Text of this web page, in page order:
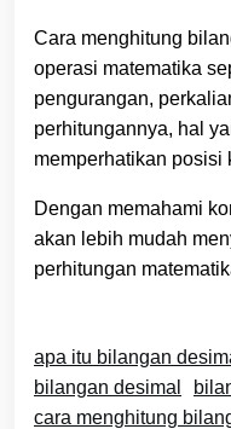
Cara menghitung
operasi matematika
pengurangan,
perhitungannya, hal
memperhatikan posisi
Dengan memahami
akan lebih mudah
perhitungan
apa itu bilangan
bilangan desimal
cara menghitung